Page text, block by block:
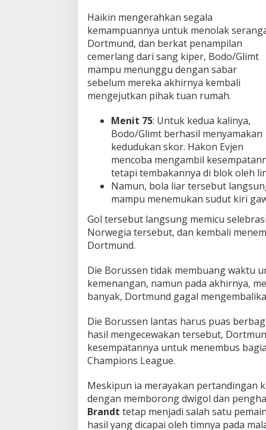
Haikin mengerahkan segala
kemampuannya untuk menolak
Dortmund, dan berkat penampilan
cemerlang dari sang kiper, Bodo/Glimt
mampu menunggu dengan sabar
sebelum mereka akhirnya kembali
mengejutkan pihak tuan rumah.
Menit 75: Untuk kedua kalinya,
Bodo/Glimt berhasil menyamakan
kedudukan skor. Hakon Evjen
mencoba mengambil
tetapi tembakannya di blok oleh
Namun, bola liar tersebut
mampu menemukan sudut kiri
Gol tersebut langsung memicu
Norwegia tersebut, dan kembali
Dortmund.
Die Borussen tidak membuang waktu
kemenangan, namun pada akhirnya,
banyak, Dortmund gagal
Die Borussen lantas harus puas
hasil mengecewakan tersebut,
kesempatannya untuk menembus
Champions League.
Meskipun ia merayakan pertandingan
dengan memborong dwigol dan
Brandt tetap menjadi salah satu
hasil yang dicapai oleh timnya pada